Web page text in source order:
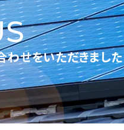
わせをいただきました